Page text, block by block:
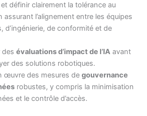
définir clairement la tolérance au
assurant l’alignement entre les équipes
d’ingénierie, de conformité et de
desévaluations d’impact de l’IA avant
des solutions robotiques.
œuvre des mesures degouvernance
robustes, y compris la minimisation
et le contrôle d’accès.